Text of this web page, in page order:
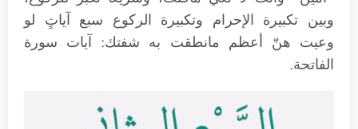
وبين تكبيرة الإحرام وتكبيرة الركوع سبع آياتٍ لو
وعيت هنّ أعظم مانطقت به شفتك: آيات سورة
الفاتحة.